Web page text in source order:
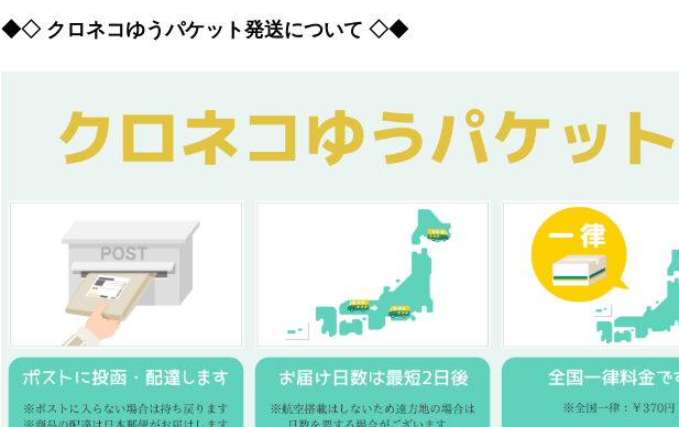
◆◇ クロネコゆうパケット発送について ◇◆